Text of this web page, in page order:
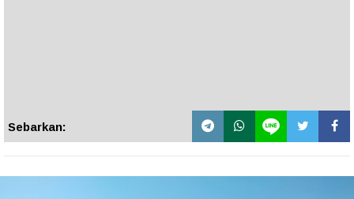
Sebarkan: